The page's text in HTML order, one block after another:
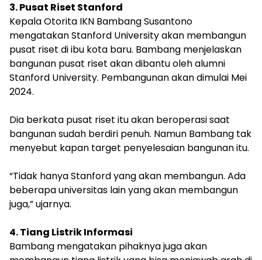
3. Pusat Riset Stanford
Kepala Otorita IKN Bambang Susantono
mengatakan Stanford University akan membangun
pusat riset di ibu kota baru. Bambang menjelaskan
bangunan pusat riset akan dibantu oleh alumni
Stanford University. Pembangunan akan dimulai Mei
2024.
Dia berkata pusat riset itu akan beroperasi saat
bangunan sudah berdiri penuh. Namun Bambang tak
menyebut kapan target penyelesaian bangunan itu.
“Tidak hanya Stanford yang akan membangun. Ada
beberapa universitas lain yang akan membangun
juga,” ujarnya.
4. Tiang Listrik Informasi
Bambang mengatakan pihaknya juga akan